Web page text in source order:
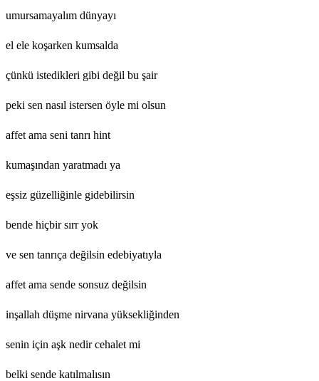
umursamayalım dünyayı
el ele koşarken kumsalda
çünkü istedikleri gibi değil bu şair
peki sen nasıl istersen öyle mi olsun
affet ama seni tanrı hint
kumaşından yaratmadı ya
eşsiz güzelliğinle gidebilirsin
bende hiçbir sırr yok
ve sen tanrıça değilsin edebiyatıyla
affet ama sende sonsuz değilsin
inşallah düşme nirvana yüksekliğinden
senin için aşk nedir cehalet mi
belki sende katılmalısın